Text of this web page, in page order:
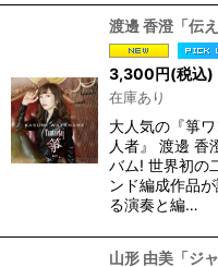
渡邊 香澄「伝
3,300円(税込)
在庫あり
大人気の『箏
人者』 渡邊 香
バム! 世界初の
ンド編成作品
る演奏と編…
山形 由美「ジ